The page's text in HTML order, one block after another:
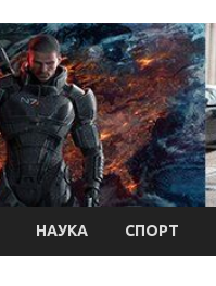
НАУКА СПОРТ